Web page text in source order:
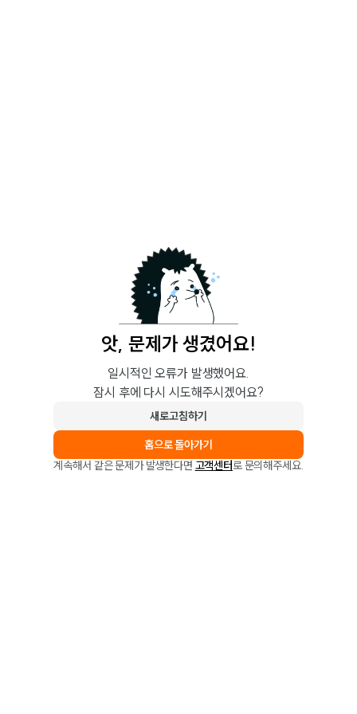
앗, 문제가 생겼어요!
일시적인 오류가 발생했어요.
잠시 후에 다시 시도해주시겠어요?
새로고침하기
홈으로 돌아가기
계속해서 같은 문제가 발생한다면 고객센터로 문의해주세요.